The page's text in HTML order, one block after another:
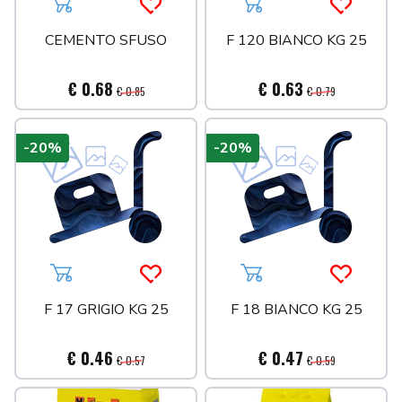
Aggiungi al carrelloAcquista più tardi
CEMENTO SFUSO
€ 0.68 € 0.85
Aggiungi al carrello
F 120 BIANCO KG 25
€ 0.63 € 0.79
Aggiungi al carrelloAcquista più tardi
F 17 GRIGIO KG 25
€ 0.46 € 0.57
-20%
Aggiungi al carrello
F 18 BIANCO KG 25
€ 0.47 € 0.59
-20%